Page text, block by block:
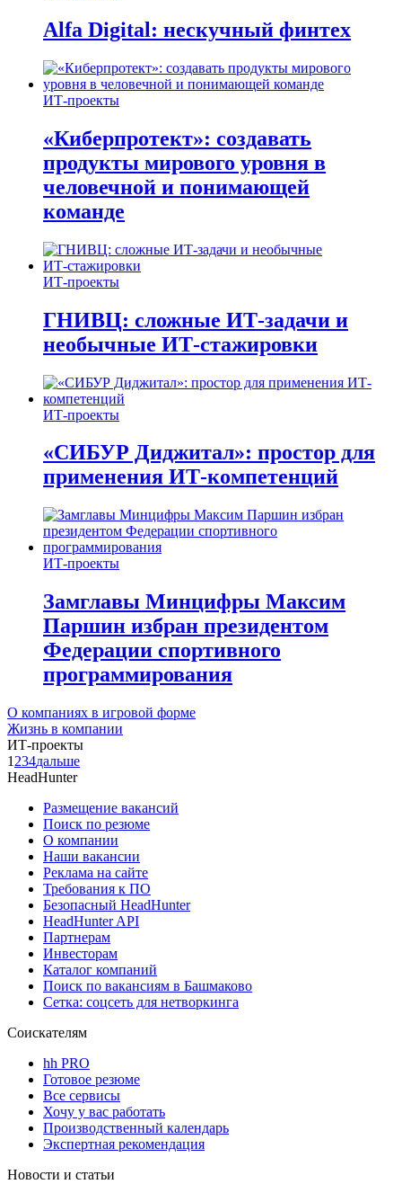
Alfa Digital: нескучный финтех
ИТ-проекты
«Киберпротект»: создавать
продукты мирового уровня в
человечной и понимающей
команде
ИТ-проекты
ГНИВЦ: сложные ИТ‑задачи и
необычные ИТ‑стажировки
ИТ-проекты
«СИБУР Диджитал»: простор для
применения ИТ-компетенций
ИТ-проекты
Замглавы Минцифры Максим
Паршин избран президентом
Федерации спортивного
программирования
О компаниях в игровой форме
Жизнь в компании
ИТ-проекты
1 234дальше
HeadHunter
Размещение вакансий
Поиск по резюме
О компании
Наши вакансии
Реклама на сайте
Требования к ПО
Безопасный HeadHunter
HeadHunter API
Партнерам
Инвесторам
Каталог компаний
Поиск по вакансиям в Башмаково
Сетка: соцсеть для нетворкинга
Соискателям
hh PRO
Готовое резюме
Все сервисы
Хочу у вас работать
Производственный календарь
Экспертная рекомендация
Новости и статьи